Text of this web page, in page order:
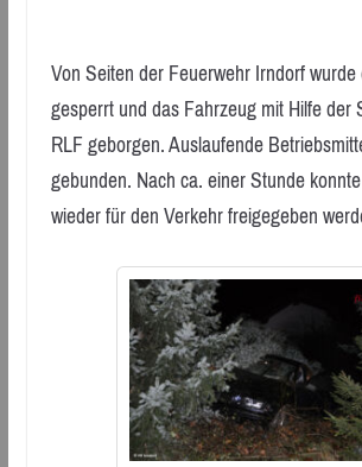
Von Seiten der Feuerwehr Irndorf
gesperrt und das Fahrzeug mit Hilfe der
RLF geborgen. Auslaufende
gebunden. Nach ca. einer Stunde
wieder für den Verkehr freigegeben